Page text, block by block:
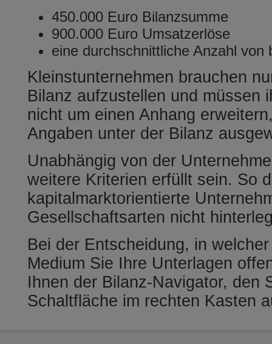
450.000 Euro Bilanzsumme
900.000 Euro Umsatzerlöse
eine durchschnittliche Anzahl von
Kleinstunternehmen brauchen
Bilanz aufzustellen und müssen
nicht um einen Anhang
Angaben unter der Bilanz
Unabhängig von der
weitere Kriterien erfüllt sein. So
kapitalmarktorientierte
Gesellschaftsarten nicht
Bei der Entscheidung, in
Medium Sie Ihre Unterlagen
Ihnen der Bilanz-Navigator, den
Schaltfläche im rechten Kasten